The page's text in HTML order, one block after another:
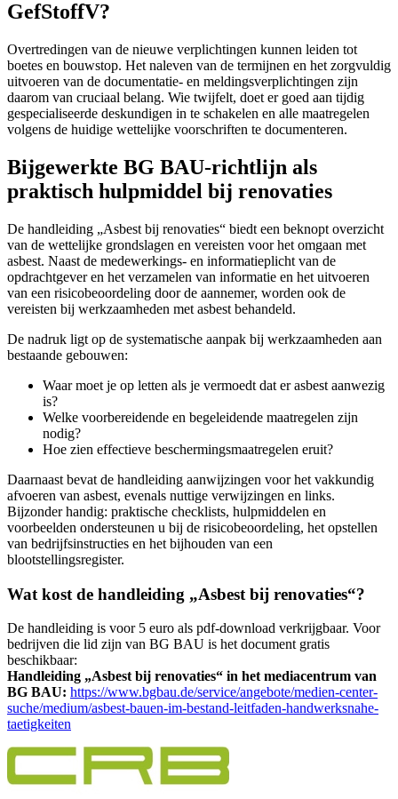
GefStoffV?
Overtredingen van de nieuwe verplichtingen kunnen leiden tot
boetes en bouwstop. Het naleven van de termijnen en het zorgvuldig
uitvoeren van de documentatie- en meldingsverplichtingen zijn
daarom van cruciaal belang. Wie twijfelt, doet er goed aan tijdig
gespecialiseerde deskundigen in te schakelen en alle maatregelen
volgens de huidige wettelijke voorschriften te documenteren.
Bijgewerkte BG BAU-richtlijn als
praktisch hulpmiddel bij renovaties
De handleiding „Asbest bij renovaties“ biedt een beknopt overzicht
van de wettelijke grondslagen en vereisten voor het omgaan met
asbest. Naast de medewerkings- en informatieplicht van de
opdrachtgever en het verzamelen van informatie en het uitvoeren
van een risicobeoordeling door de aannemer, worden ook de
vereisten bij werkzaamheden met asbest behandeld.
De nadruk ligt op de systematische aanpak bij werkzaamheden aan
bestaande gebouwen:
Waar moet je op letten als je vermoedt dat er asbest aanwezig
is?
Welke voorbereidende en begeleidende maatregelen zijn
nodig?
Hoe zien effectieve beschermingsmaatregelen eruit?
Daarnaast bevat de handleiding aanwijzingen voor het vakkundig
afvoeren van asbest, evenals nuttige verwijzingen en links.
Bijzonder handig: praktische checklists, hulpmiddelen en
voorbeelden ondersteunen u bij de risicobeoordeling, het opstellen
van bedrijfsinstructies en het bijhouden van een
blootstellingsregister.
Wat kost de handleiding „Asbest bij renovaties“?
De handleiding is voor 5 euro als pdf-download verkrijgbaar. Voor
bedrijven die lid zijn van BG BAU is het document gratis
beschikbaar:
Handleiding „Asbest bij renovaties“ in het mediacentrum van
BG BAU: https://www.bgbau.de/service/angebote/medien-center-
suche/medium/asbest-bauen-im-bestand-leitfaden-handwerksnahe-
taetigkeiten